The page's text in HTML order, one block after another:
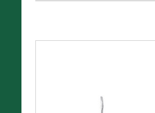
Катлин